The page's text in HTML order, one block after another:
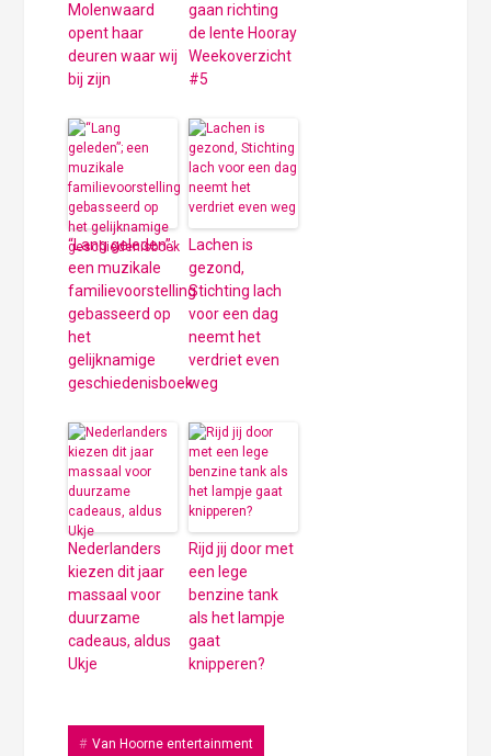
Molenwaard
opent haar
deuren waar wij
bij zijn
gaan richting
de lente Hooray
Weekoverzicht
#5
“Lang geleden”;
een muzikale
familievoorstelling
gebasseerd op
het
gelijknamige
geschiedenisboek
Lachen is
gezond,
Stichting lach
voor een dag
neemt het
verdriet even
weg
Nederlanders
kiezen dit jaar
massaal voor
duurzame
cadeaus, aldus
Ukje
Rijd jij door met
een lege
benzine tank
als het lampje
gaat
knipperen?
Van Hoorne entertainment